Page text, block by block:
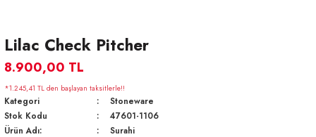
Lilac Check Pitcher
8.900,00 TL
*1.245,41 TL den başlayan taksitlerle!!
Kategori
Stoneware
Stok Kodu
47601-1106
Ürün Adı:
Surahi